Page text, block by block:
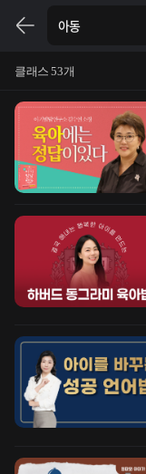
클래스 53개